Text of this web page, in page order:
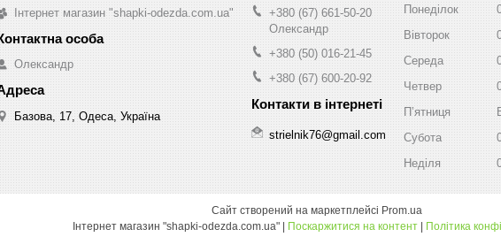
Інтернет магазин "shapki-odezda.com.ua"
Олександр
Базова, 17, Одеса, Україна
+380 (67) 661-50-20
Олександр
+380 (50) 016-21-45
+380 (67) 600-20-92
strielnik76@gmail.com
Понеділок
Вівторок
Середа
Четвер
Пʼятниця
Субота
Неділя
Сайт створений на маркетплейсі Prom.ua
Поскаржитися на контент Політика